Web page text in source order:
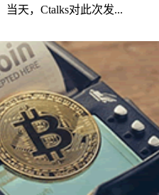
当天，Ctalks对此次发...